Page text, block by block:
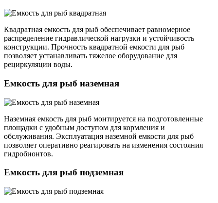
Квадратная емкость для рыб обеспечивает равномерное
распределение гидравлической нагрузки и устойчивость
конструкции. Прочность квадратной емкости для рыб
позволяет устанавливать тяжелое оборудование для
рециркуляции воды.
Емкость для рыб наземная
Наземная емкость для рыб монтируется на подготовленные
площадки с удобным доступом для кормления и
обслуживания. Эксплуатация наземной емкости для рыб
позволяет оперативно реагировать на изменения состояния
гидробионтов.
Емкость для рыб подземная